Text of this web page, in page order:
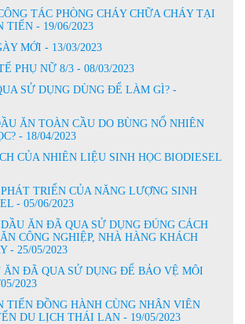
TÁC PHÒNG CHÁY CHỮA CHÁY TẠI
TIẾN - 19/06/2023
MỚI - 13/03/2023
PHỤ NỮ 8/3 - 08/03/2023
SỬ DỤNG DÙNG ĐỂ LÀM GÌ? -
ĂN TOÀN CẦU DO BÙNG NỔ NHIÊN
- 18/04/2023
CỦA NHIÊN LIỆU SINH HỌC BIODIESEL
TRIỂN CỦA NĂNG LƯỢNG SINH
- 05/06/2023
ĂN ĐÃ QUA SỬ DỤNG ĐÚNG CÁCH
CÔNG NGHIỆP, NHÀ HÀNG KHÁCH
- 25/05/2023
ĂN ĐÃ QUA SỬ DỤNG ĐỂ BẢO VỆ MÔI
2023
TIẾN ĐỒNG HÀNH CÙNG NHÂN VIÊN
DU LỊCH THÁI LAN - 19/05/2023